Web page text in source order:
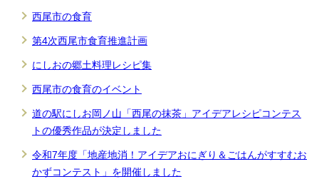
西尾市の食育
第4次西尾市食育推進計画
にしおの郷土料理レシピ集
西尾市の食育のイベント
道の駅にしお岡ノ山「西尾の抹茶」アイデアレシピコンテス
トの優秀作品が決定しました
令和7年度「地産地消！アイデアおにぎり＆ごはんがすすむお
かずコンテスト」を開催しました